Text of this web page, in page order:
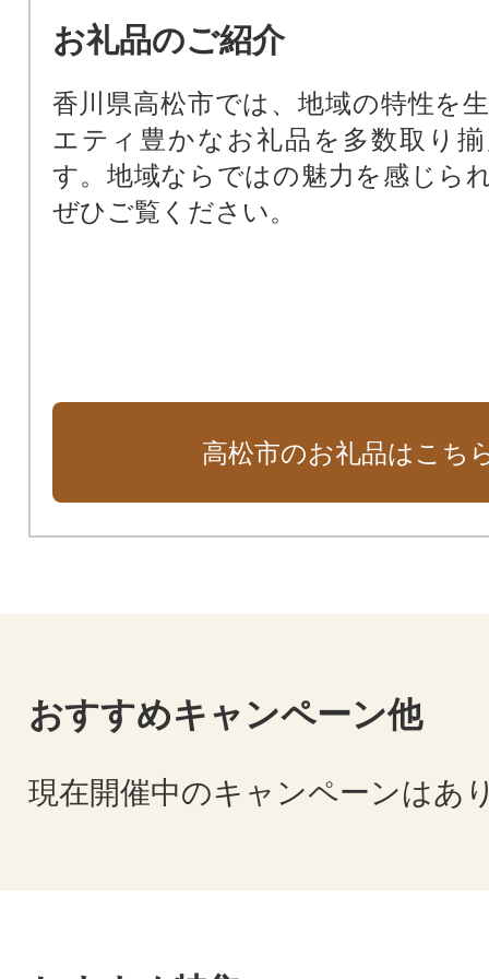
お礼品のご紹介
香川県高松市では、地域の特性を
エティ豊かなお礼品を多数取り
す。地域ならではの魅力を感じら
ぜひご覧ください。
高松市のお礼品はこち
おすすめキャンペーン他
現在開催中のキャンペーンはあ